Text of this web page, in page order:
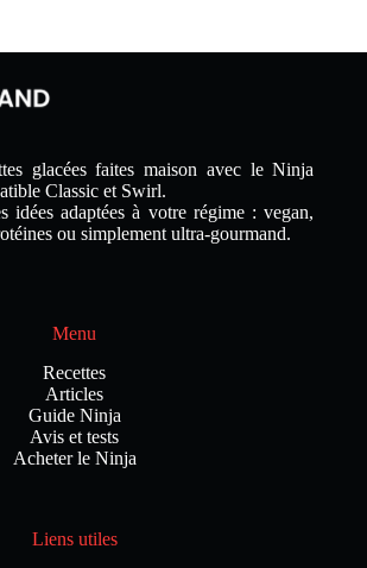
glacées faites maison avec le Ninja
Classic et Swirl.
idées adaptées à votre régime : vegan,
ou simplement ultra-gourmand.
Menu
Recettes
Articles
Guide Ninja
Avis et tests
Acheter le Ninja
Liens utiles